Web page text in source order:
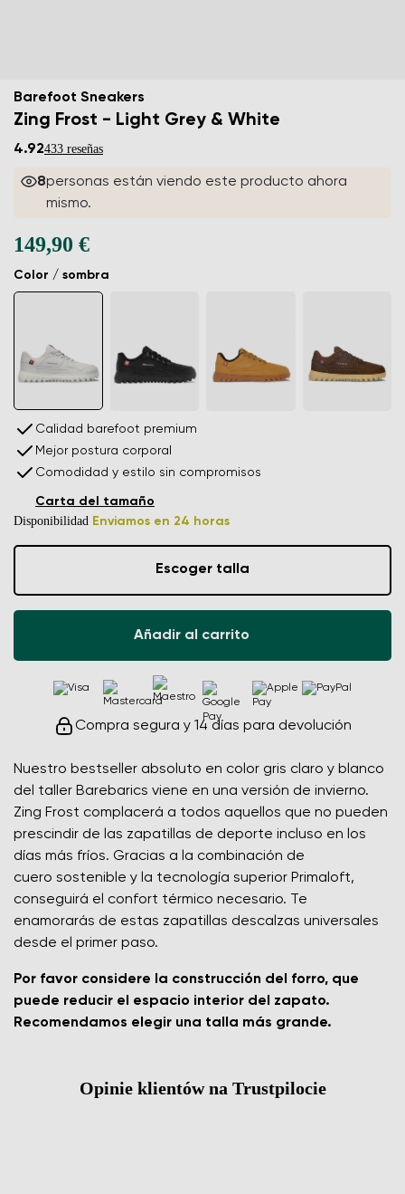
Barefoot Sneakers
Zing Frost - Light Grey & White
4.92433 reseñas
8personas están viendo este producto ahora
mismo.
Nuestro bestseller absoluto en color gris claro y blanco
del taller Barebarics viene en una versión de invierno.
Zing Frost complacerá a todos aquellos que no pueden
prescindir de las zapatillas de deporte incluso en los
días más fríos. Gracias a la combinación de
cuero sostenible y la tecnología superior Primaloft,
conseguirá el confort térmico necesario. Te
enamorarás de estas zapatillas descalzas universales
desde el primer paso.
Por favor considere la construcción del forro, que
puede reducir el espacio interior del zapato.
Recomendamos elegir una talla más grande.
Color / sombra
149,90 €
Calidad barefoot premium
Mejor postura corporal
Comodidad y estilo sin compromisos
Disponibilidad Enviamos en 24 horas
Carta del tamaño
Escoger talla
Añadir al carrito
Compra segura y 14 días para devolución
Opinie klientów na Trustpilocie